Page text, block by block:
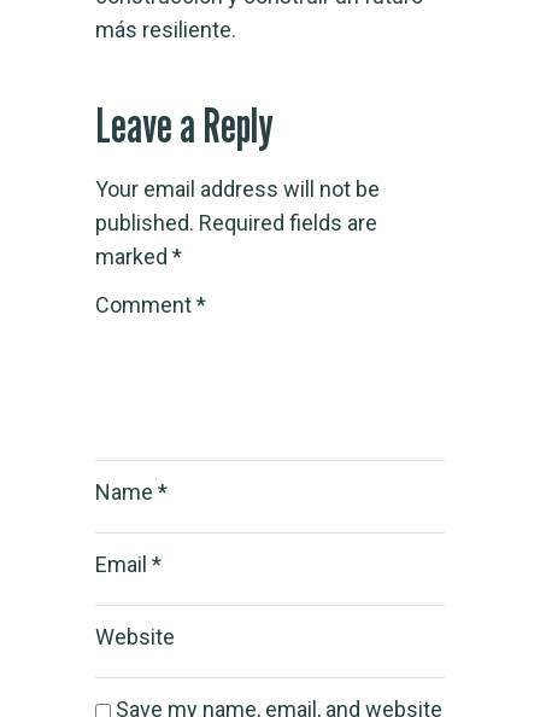
más resiliente.
Leave a Reply
Your email address will not be
published. Required fields are
marked *
Comment*
Name *
Email *
Website
Save my name, email, and website